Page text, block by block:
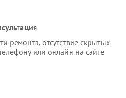
ремонта, отсутствие скрытых
или онлайн на сайте